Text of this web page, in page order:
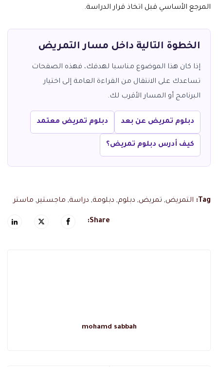
المرجع الأساسي قبل اتخاذ قرار الدراسة.
الخطوة التالية داخل مسار التمريض
إذا كان هذا الموضوع مناسبا لهدفك، فهذه الصفحات
تساعدك على الانتقال من القراءة العامة إلى اختيار
البرنامج أو المسار الأقرب لك.
دبلوم تمريض عن بعد دبلوم تمريض معتمد
كيف أدرس دبلوم تمريض؟
Tag: التمريض, تمريض, دبلوم, دبلومة, دراسة, ماجستير, ماستر
Share:
mohamd sabbah